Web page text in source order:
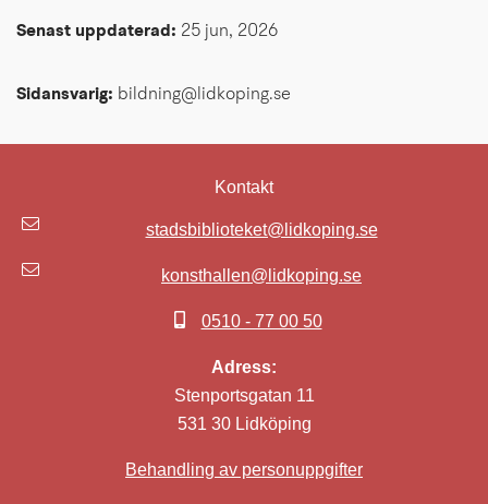
Senast uppdaterad: 25 jun, 2026
Sidansvarig: bildning@lidkoping.se
Kontakt
stadsbiblioteket@lidkoping.se
konsthallen@lidkoping.se
0510 - 77 00 50
Adress:
Stenportsgatan 11
531 30 Lidköping
Behandling av personuppgifter